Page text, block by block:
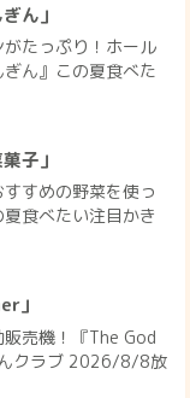
ん」
がたっぷり！ホール
ん』この夏食べた
子」
すすめの野菜を使っ
食べたい注目かき
」
販売機！『The God
クラブ 2026/8/8放